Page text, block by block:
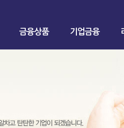
금융상품 기업금융